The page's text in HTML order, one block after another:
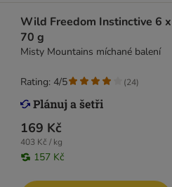
Wild Freedom Instinctive 6 x
70 g
Misty Mountains míchané balení
169 Kč
403 Kč / kg
157 Kč
Rating: 4/5 (24)